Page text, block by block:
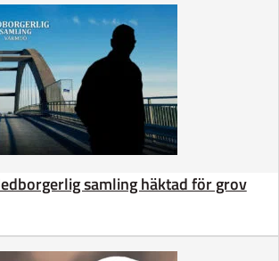
samling häktad för grov